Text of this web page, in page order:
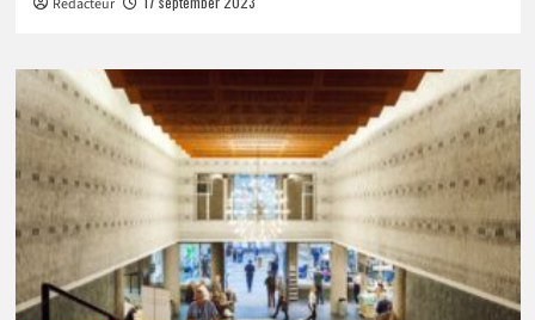
Redacteur